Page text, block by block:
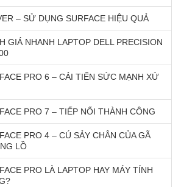
– SỬ DỤNG SURFACE HIỆU QUẢ
GIÁ NHANH LAPTOP DELL PRECISION
PRO 6 – CẢI TIẾN SỨC MẠNH XỬ
PRO 7 – TIẾP NỐI THÀNH CÔNG
PRO 4 – CÚ SẢY CHÂN CỦA GÃ
LỒ
PRO LÀ LAPTOP HAY MÁY TÍNH